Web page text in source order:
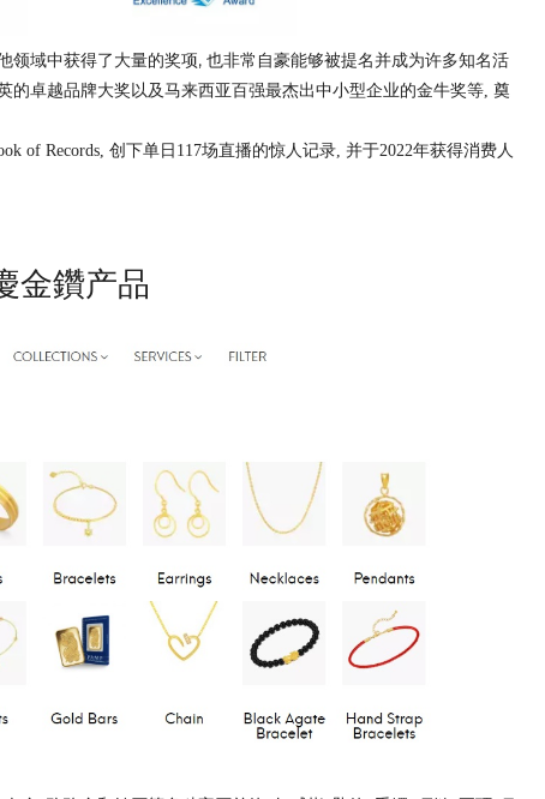
领域中获得了大量的奖项, 也非常自豪能够被提名并成为许多知名活
的卓越品牌大奖以及马来西亚百强最杰出中小型企业的金牛奖等, 奠
of Records, 创下单日117场直播的惊人记录, 并于2022年获得消费人
金鑽产品